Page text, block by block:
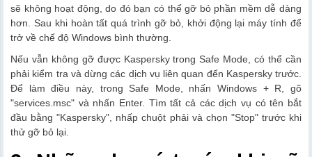
sẽ không hoạt động, do đó bạn có thể gỡ bỏ phần mềm dễ dàng
hơn. Sau khi hoàn tất quá trình gỡ bỏ, khởi động lại máy tính để
trở về chế độ Windows bình thường.
Nếu vẫn không gỡ được Kaspersky trong Safe Mode, có thể cần
phải kiểm tra và dừng các dịch vụ liên quan đến Kaspersky trước.
Để làm điều này, trong Safe Mode, nhấn Windows + R, gõ
"services.msc" và nhấn Enter. Tìm tất cả các dịch vụ có tên bắt
đầu bằng "Kaspersky", nhấp chuột phải và chọn "Stop" trước khi
thử gỡ bỏ lại.